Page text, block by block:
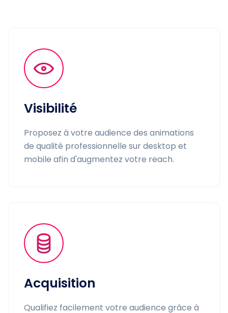
Visibilité
Proposez à votre audience des animations
de qualité professionnelle sur desktop et
mobile afin d'augmentez votre reach.
Acquisition
Qualifiez facilement votre audience grâce à